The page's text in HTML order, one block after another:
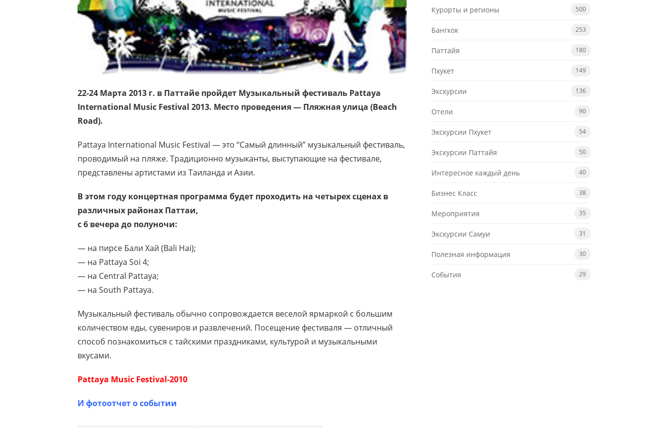
22-24 Марта 2013 г. в Паттайе пройдет Музыкальный фестиваль Pattaya
International Music Festival 2013. Место проведения — Пляжная улица (Beach
Road).
Pattaya International Music Festival — это “Самый длинный” музыкальный фестиваль,
проводимый на пляже. Традиционно музыканты, выступающие на фестивале,
представлены артистами из Таиланда и Азии.
В этом году концертная программа будет проходить на четырех сценах в
различных районах Паттаи,
с 6 вечера до полуночи:
— на пирсе Бали Хай (Bali Hai);
— на Pattaya Soi 4;
— на Central Pattaya;
— на South Pattaya.
Музыкальный фестиваль обычно сопровождается веселой ярмаркой с большим
количеством еды, сувениров и развлечений. Посещение фестиваля — отличный
способ познакомиться с тайскими праздниками, культурой и музыкальными
вкусами.
Pattaya Music Festival-2010
И фотоотчет о событии
Курорты и регионы 500
Бангкок 253
Паттайя 180
Пхукет 149
Экскурсии 136
Отели 90
Экскурсии Пхукет 54
Экскурсии Паттайя 50
Интересное каждый день 40
Бизнес Класс 38
Мероприятия 35
Экскурсии Самуи 31
Полезная информация 30
События 29